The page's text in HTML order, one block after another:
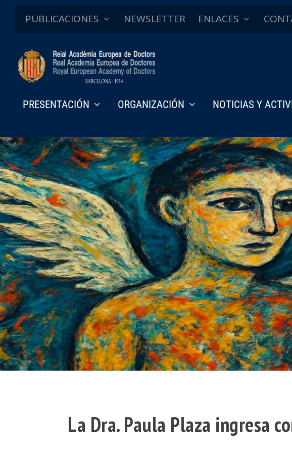
PUBLICACIONES NEWSLETTER ENLACES
PRESENTACIÓN ORGANIZACIÓN NOTICIAS Y
La Dra. Paula Plaza ingresa